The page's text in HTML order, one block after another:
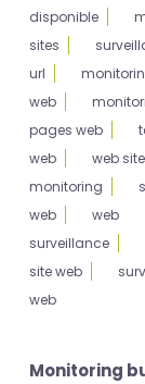
disponible
sites
url
web
pages web
web
web site
monitoring
web
web
surveillance
site web
web
Monitoring